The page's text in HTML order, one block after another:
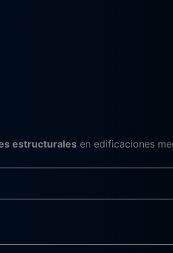
estructurales en edificaciones